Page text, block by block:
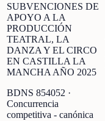
SUBVENCIONES DE
APOYO A LA
PRODUCCIÓN
TEATRAL, LA
DANZA Y EL CIRCO
EN CASTILLA LA
MANCHA AÑO 2025
BDNS 854052 ·
Concurrencia
competitiva - canónica